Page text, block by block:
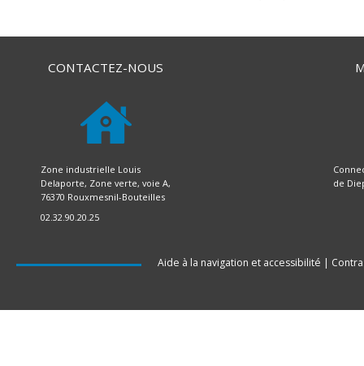
CONTACTEZ-NOUS
Zone industrielle Louis
Delaporte, Zone verte, voie A,
76370 Rouxmesnil-Bouteilles
02.32.90.20.25
de
Aide à la navigation et accessibilité |